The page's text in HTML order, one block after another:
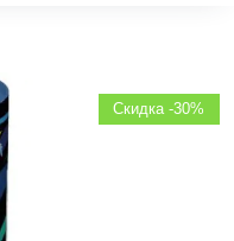
Скидка -30%